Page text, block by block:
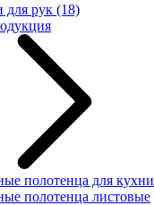
для рук (18)
полотенца для кухни
полотенца листовые